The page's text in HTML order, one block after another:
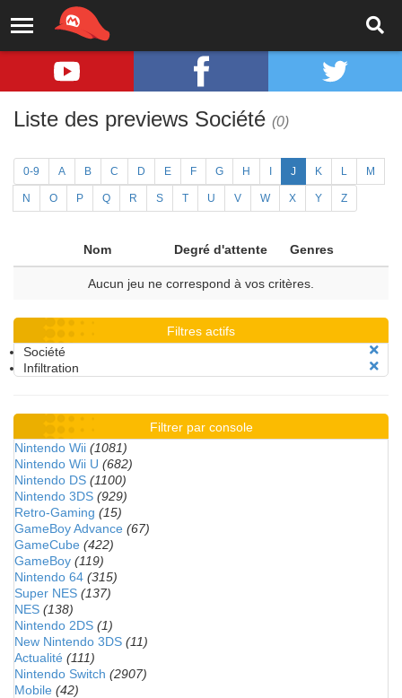
Liste des previews Société (0)
0-9 A B C D E F G H J K L M
N O P Q R S T U V W X Y Z
Nom Degré d'attente Genres
Aucun jeu ne correspond à vos critères.
Filtres actifs
Société
Infiltration
Filtrer par console
Nintendo Wii (1081)
Nintendo Wii U (682)
Nintendo DS (1100)
Nintendo 3DS (929)
Retro-Gaming (15)
GameBoy Advance (67)
GameCube (422)
GameBoy (119)
Nintendo 64 (315)
Super NES (137)
NES (138)
Nintendo 2DS (1)
New Nintendo 3DS (11)
Actualité (111)
Nintendo Switch (2907)
Mobile (42)